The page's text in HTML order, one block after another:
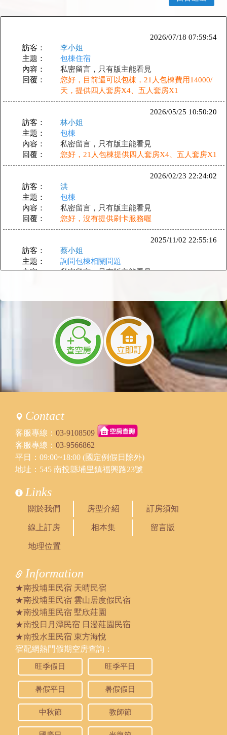
2026/07/18 07:59:54
訪客：
李小姐
主題：
包棟住宿
內容：
私密留言，只有版主能看見
回覆：
您好，目前還可以包棟，21人包棟費用14000/
天，提供四人套房X4、五人套房X1
2026/05/25 10:50:20
訪客：
林小姐
主題：
包棟
內容：
私密留言，只有版主能看見
回覆：
您好，21人包棟提供四人套房X4、五人套房X1
2026/02/23 22:24:02
訪客：
洪
主題：
包棟
內容：
私密留言，只有版主能看見
回覆：
您好，沒有提供刷卡服務喔
2025/11/02 22:55:16
訪客：
蔡小姐
主題：
詢問包棟相關問題
內容：
私密留言，只有版主能看見
2025/10/18 22:23:13
陳
包棟
您好 我們有9位 需要5-6間房間
時間在12/27
請問這樣能包棟嗎？
您好，當天已經客滿了喔
訪客：
陳先生
主題：
07/12包棟
內容：
私密留言，只有版主能看見
回覆：
您好，目前還可以包棟，當天包棟費用為
22000元
訪客：
主題：
住宿詢問
私密留言，只有版主能看見
回覆：
曾小姐您好，12/7已經有其他組客人預訂了
況及房價
訪客：
主題：
9/14包棟
內容：
哈囉，您好
預計人數20大人+18小孩(年齡約2-5歲13位+6歲
以上5位)，請問9/14可否包棟?提供10間房間?
回覆：
您好，本館包棟說明:四人套房X4、五人套房
X1，加人/加床費用另計，每晚600/人，可加至
21人
2023/12/16 02:10:33
訪客：
徐
主題：
1/20-1/21包棟
內容：
請問1/20-1/21還可以包棟嗎?
回覆：
已經客滿了
Contact
客服專線： 03-9108509
客服專線： 03-9566862
平日：09:00~18:00 (國定例假日除外)
地址：545 南投縣埔里鎮福興路23號
Links
關於我們 房型介紹 訂房須知
線上訂房 相本集 留言版
地理位置
Information
★南投埔里民宿 天晴民宿
★南投埔里民宿 雲山居度假民宿
★南投埔里民宿 墅欣莊園
★南投日月潭民宿 日漫莊園民宿
★南投水里民宿 東方海悅
宿配網熱門假期空房查詢：
旺季假日 旺季平日
暑假平日 暑假假日
中秋節 教師節